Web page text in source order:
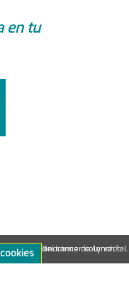
del cáncer colorrectal.
¿Qué es el Sindrome de Lynch?
en tu